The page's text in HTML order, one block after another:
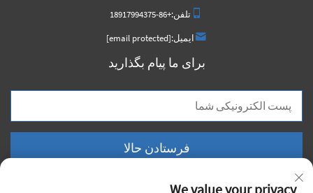
تلفن:+86-18917994375
ایمیل:[email protected]
برای ما پیام بگذارید
فرستادن حالا
We value your privacy